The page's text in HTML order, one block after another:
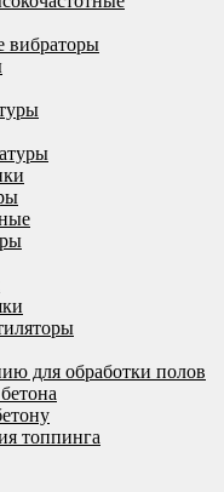
вибраторы
для обработки полов
топпинга